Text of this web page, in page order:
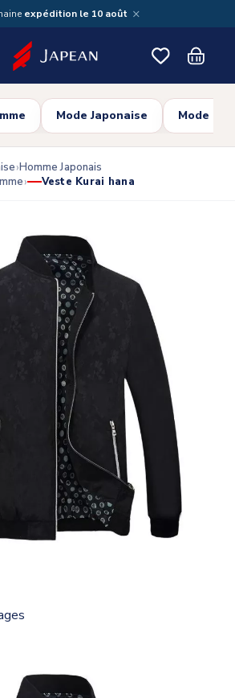
expédition le 10 août ×
Mode Japonaise Mode
Homme Japonais
Veste Kurai hana